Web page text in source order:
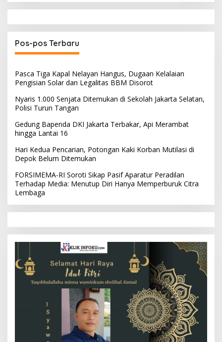
Pos-pos Terbaru
Pasca Tiga Kapal Nelayan Hangus, Dugaan Kelalaian
Pengisian Solar dan Legalitas BBM Disorot
Nyaris 1.000 Senjata Ditemukan di Sekolah Jakarta Selatan,
Polisi Turun Tangan
Gedung Bapenda DKI Jakarta Terbakar, Api Merambat
hingga Lantai 16
Hari Kedua Pencarian, Potongan Kaki Korban Mutilasi di
Depok Belum Ditemukan
FORSIMEMA-RI Soroti Sikap Pasif Aparatur Peradilan
Terhadap Media: Menutup Diri Hanya Memperburuk Citra
Lembaga